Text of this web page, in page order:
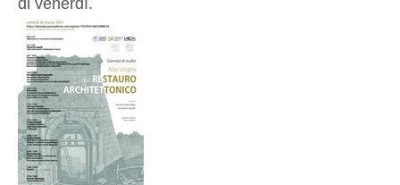
di venerdì.